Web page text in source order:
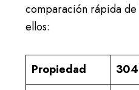
comparación rápida
ellos:
Propiedad 304